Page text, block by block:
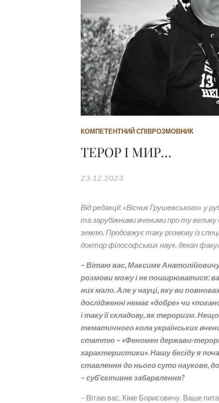
КОМПЕТЕНТНИЙ СПІВРОЗМОВНИК
ТЕРОР І МИР…
23.12.2023
Від редакції: «Вісник Грушевського» у
та зарубіжними вченими про ту
землю. Продовжує таку розмову із
доктор філософських наук, декан
– Вітаю вас, Максиме
розмови можу і не поширюватися:
них мало. Але у науці, яку ви
дослідженні немає «добре» чи
і таку її складову, як тероризм.
тематичного кола українських
статтю – «Феномен держави-
характеристики». Нашу бесіду я
ставлення до нього суто наукове,
– суб’єктивне забарвлення?
– Вітаю вас, Кіме Борисовичу. Ваше